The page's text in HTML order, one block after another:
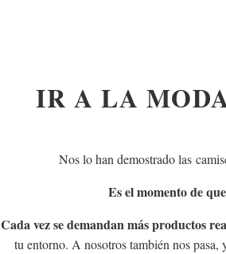
IR A LA
Nos lo han demostrado las
Es el momento de
Cada vez se demandan más productos
tu entorno. A nosotros también nos pasa,